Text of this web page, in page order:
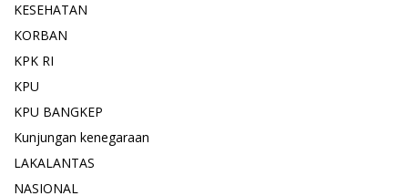
KESEHATAN
KORBAN
KPK RI
KPU
KPU BANGKEP
Kunjungan kenegaraan
LAKALANTAS
NASIONAL